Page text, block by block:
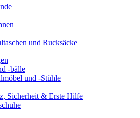
und Rucksäcke
-bälle
und -Stühle
Sicherheit & Erste Hilfe